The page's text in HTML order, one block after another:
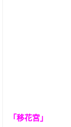
「移花宮」